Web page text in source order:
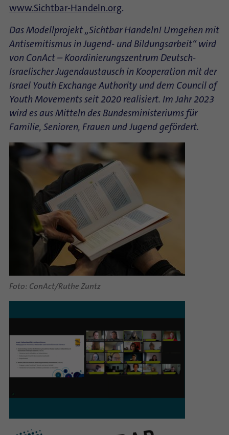
www.Sichtbar-Handeln.org.
Das Modellprojekt „Sichtbar Handeln! Umgehen mit
Antisemitismus in Jugend- und Bildungsarbeit“ wird
von ConAct – Koordinierungszentrum Deutsch-
Israelischer Jugendaustausch in Kooperation mit der
Israel Youth Exchange Authority und dem Council of
Youth Movements seit 2020 realisiert. Im Jahr 2023
wird es aus Mitteln des Bundesministeriums für
Familie, Senioren, Frauen und Jugend gefördert.
Foto: ConAct/Ruthe Zuntz